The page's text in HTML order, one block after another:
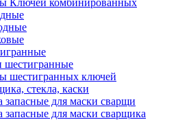
Ключей комбинированных
шестигранных ключей
стекла, каски
запасные для маски сварщи
запасные для маски сварщика